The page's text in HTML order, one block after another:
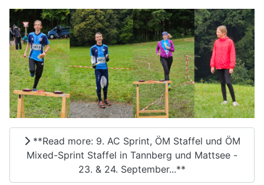
**Read more: 9. AC Sprint, ÖM Staffel und ÖM
Mixed-Sprint Staffel in Tannberg und Mattsee -
23. & 24. September...**